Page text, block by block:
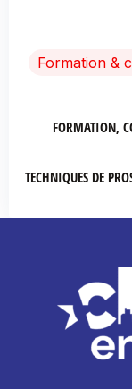
Formation &
FORMATION,
TECHNIQUES DE